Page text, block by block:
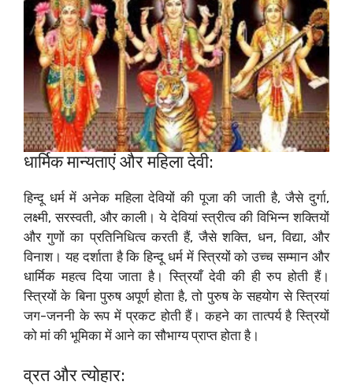
धार्मिक मान्यताएं और महिला देवी:
हिन्दू धर्म में अनेक महिला देवियों की पूजा की जाती है, जैसे दुर्गा,
लक्ष्मी, सरस्वती, और काली। ये देवियां स्त्रीत्व की विभिन्न शक्तियों
और गुणों का प्रतिनिधित्व करती हैं, जैसे शक्ति, धन, विद्या, और
विनाश। यह दर्शाता है कि हिन्दू धर्म में स्त्रियों को उच्च सम्मान और
धार्मिक महत्व दिया जाता है। स्त्रियाँ देवी की ही रुप होती हैं।
स्त्रियों के बिना पुरुष अपूर्ण होता है, तो पुरुष के सहयोग से स्त्रियां
जग-जननी के रूप में प्रकट होती हैं। कहने का तात्पर्य है स्त्रियों
को मां की भूमिका में आने का सौभाग्य प्राप्त होता है।
व्रत और त्योहार: